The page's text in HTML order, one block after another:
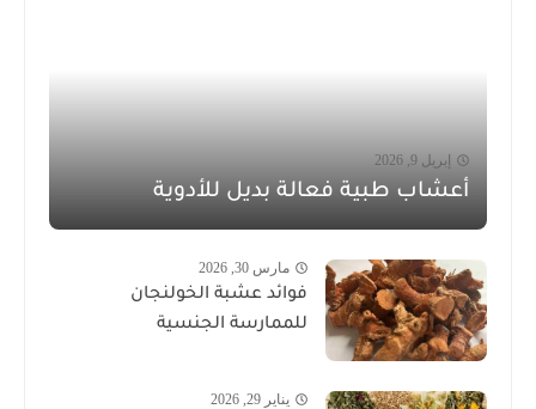
إبريل 9, 2026
أعشاب طبية فعالة بديل للأدوية
مارس 30, 2026
فوائد عشبة الخولنجان
للممارسة الجنسية
يناير 29, 2026